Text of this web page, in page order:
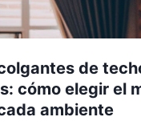
de
cómo elegir el
ambiente